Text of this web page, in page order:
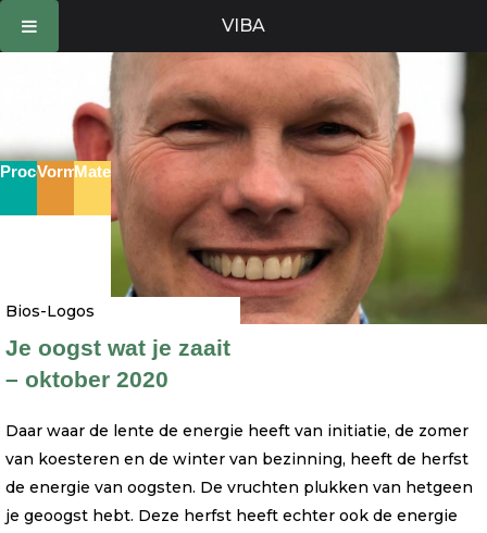
VIBA
ProcesVormMaterie
Bios-Logos
Je oogst wat je zaait
– oktober 2020
Daar waar de lente de energie heeft van initiatie, de zomer
van koesteren en de winter van bezinning, heeft de herfst
de energie van oogsten. De vruchten plukken van hetgeen
je geoogst hebt. Deze herfst heeft echter ook de energie